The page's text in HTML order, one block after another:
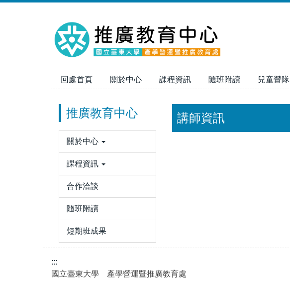
回處首頁 關於中心 課程資訊 隨班附讀 兒童營隊
推廣教育中心
關於中心
課程資訊
合作洽談
隨班附讀
短期班成果
講師資訊
:::
國立臺東大學 產學營運暨推廣教育處